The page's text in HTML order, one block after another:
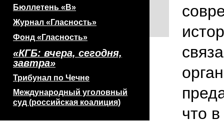
Бюллетень «В»
Журнал «Гласность»
Фонд «Гласность»
«КГБ: вчера, сегодня,
завтра»
Трибунал по Чечне
Международный уголовный
суд (российская коалиция)
что